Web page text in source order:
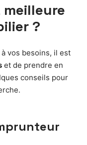
?
vos besoins, il est
et de prendre en
conseils pour